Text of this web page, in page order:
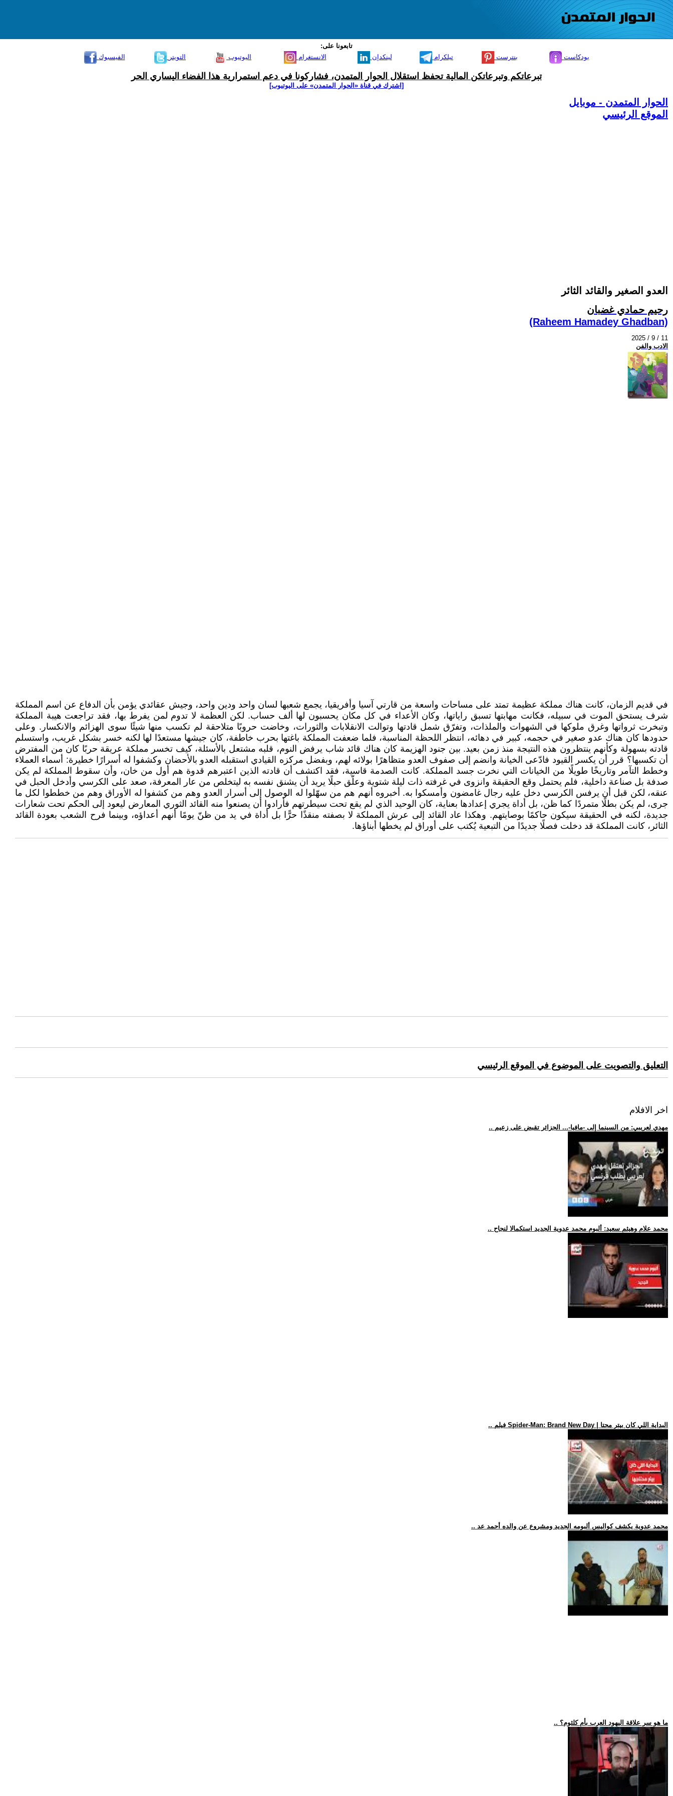
تابعونا على:
الفيسبوك
التويتر اليوتيوب الانستغرام لينكدإن تيلكرام بنترست بودكاست
تبرعاتكم وتبرعاتكن المالية تحفظ استقلال الحوار المتمدن، فشاركونا في دعم استمرارية هذا الفضاء اليساري الحر
[اشترك في قناة ‫«الحوار المتمدن» على اليوتيوب]
الحوار المتمدن - موبايل
الموقع الرئيسي
العدو الصغير والقائد الثائر
رحيم حمادي غضبان
(Raheem Hamadey Ghadban)
2025 / 9 / 11
الادب والفن
في قديم الزمان، كانت هناك مملكة عظيمة تمتد على مساحات واسعة من قارتي آسيا وأفريقيا، يجمع شعبها لسان واحد ودين واحد، وجيش عقائدي يؤمن بأن الدفاع عن اسم المملكة
شرف يستحق الموت في سبيله، فكانت مهابتها تسبق راياتها، وكان الأعداء في كل مكان يحسبون لها ألف حساب. لكن العظمة لا تدوم لمن يفرط بها، فقد تراجعت هيبة المملكة
وتبخرت ثرواتها وغرق ملوكها في الشهوات والملذات، وتفرّق شمل قادتها وتوالت الانقلابات والثورات، وخاضت حروبًا متلاحقة لم تكسب منها شيئًا سوى الهزائم والانكسار. وعلى
حدودها كان هناك عدو صغير في حجمه، كبير في دهائه، انتظر اللحظة المناسبة، فلما ضعفت المملكة باغتها بحرب خاطفة، كان جيشها مستعدًا لها لكنه خسر بشكل غريب، واستسلم
قادته بسهولة وكأنهم ينتظرون هذه النتيجة منذ زمن بعيد. بين جنود الهزيمة كان هناك قائد شاب يرفض النوم، قلبه مشتعل بالأسئلة، كيف تخسر مملكة عريقة حربًا كان من المفترض
أن تكسبها؟ قرر أن يكسر القيود فادّعى الخيانة وانضم إلى صفوف العدو متظاهرًا بولائه لهم، وبفضل مركزه القيادي استقبله العدو بالأحضان وكشفوا له أسرارًا خطيرة: أسماء العملاء
وخطط التآمر وتاريخًا طويلًا من الخيانات التي نخرت جسد المملكة. كانت الصدمة قاسية، فقد اكتشف أن قادته الذين اعتبرهم قدوة هم أول من خان، وأن سقوط المملكة لم يكن
صدفة بل صناعة داخلية، فلم يحتمل وقع الحقيقة وانزوى في غرفته ذات ليلة شتوية وعلّق حبلًا يريد أن يشنق نفسه به ليتخلص من عار المعرفة، صعد على الكرسي وأدخل الحبل في
عنقه، لكن قبل أن يرفس الكرسي دخل عليه رجال غامضون وأمسكوا به. أخبروه أنهم هم من سهّلوا له الوصول إلى أسرار العدو وهم من كشفوا له الأوراق وهم من خططوا لكل ما
جرى، لم يكن بطلًا متمردًا كما ظن، بل أداة يجري إعدادها بعناية، كان الوحيد الذي لم يقع تحت سيطرتهم فأرادوا أن يصنعوا منه القائد الثوري المعارض ليعود إلى الحكم تحت شعارات
جديدة، لكنه في الحقيقة سيكون حاكمًا بوصايتهم. وهكذا عاد القائد إلى عرش المملكة لا بصفته منقذًا حرًّا بل أداة في يد من ظنّ يومًا أنهم أعداؤه، وبينما فرح الشعب بعودة القائد
الثائر، كانت المملكة قد دخلت فصلًا جديدًا من التبعية يُكتب على أوراق لم يخطها أبناؤها.
التعليق والتصويت على الموضوع في الموقع الرئيسي
اخر الافلام
.. مهدي لعريبي: من السينما إلى -مافيا-... الجزائر تقبض على زعيم
.. محمد علام وهيثم سعيد: ألبوم محمد عدوية الجديد استكمالا لنجاح
.. فيلم Spider-Man: Brand New Day | البداية اللي كان بيتر محتا
.. محمد عدوية يكشف كواليس ألبومه الجديد ومشروع عن والده أحمد عد
.. ما هو سر علاقة اليهود العرب بأم كلثوم؟